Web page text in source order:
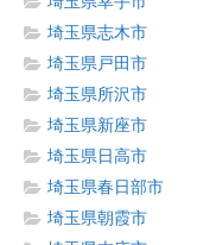
埼玉県志木市
埼玉県戸田市
埼玉県所沢市
埼玉県新座市
埼玉県日高市
埼玉県春日部市
埼玉県朝霞市